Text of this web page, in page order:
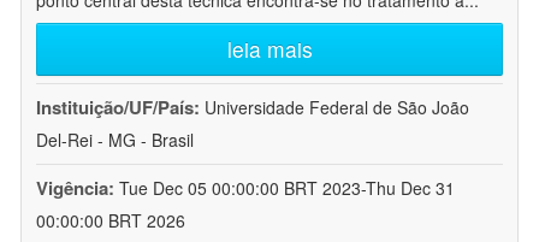
leia mais
Instituição/UF/País: Universidade Federal de São João
Del-Rei - MG - Brasil
Vigência: Tue Dec 05 00:00:00 BRT 2023-Thu Dec 31
00:00:00 BRT 2026